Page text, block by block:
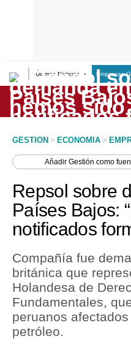
Últimas Noticias Empresas G
Lo último
Peru Quiosco
Economía
Mercados
Política
Tu Dinero
Finanzas Personales
GESTION > ECONOMIA >
AñadirGestión como
Repsol sobre
Países Bajos:
notificados
Compañía fue
británica que
Holandesa de
Fundamentales,
peruanos
petróleo.